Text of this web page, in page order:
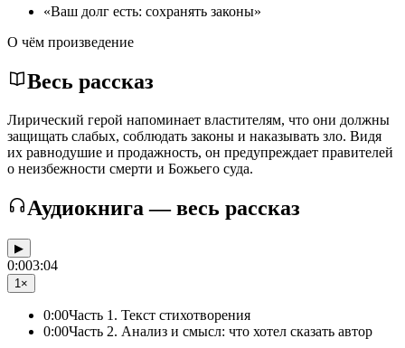
«Ваш долг есть: сохранять законы»
О чём произведение
Весь рассказ
Лирический герой напоминает властителям, что они должны
защищать слабых, соблюдать законы и наказывать зло. Видя
их равнодушие и продажность, он предупреждает правителей
о неизбежности смерти и Божьего суда.
Аудиокнига — весь рассказ
▶
0:003:04
1×
0:00Часть 1. Текст стихотворения
0:00Часть 2. Анализ и смысл: что хотел сказать автор